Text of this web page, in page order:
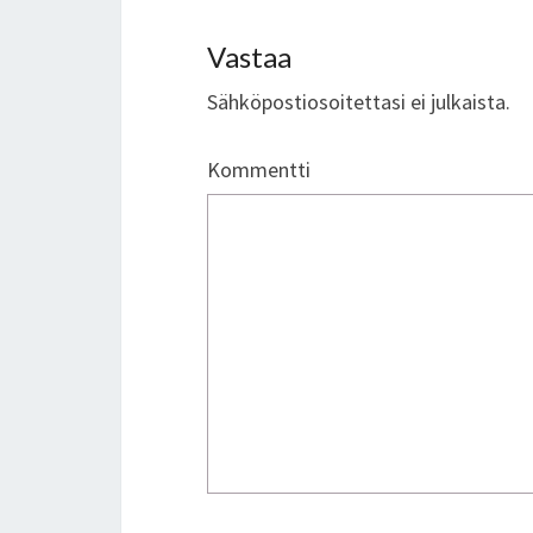
Vastaa
Sähköpostiosoitettasi ei julkaista.
Kommentti